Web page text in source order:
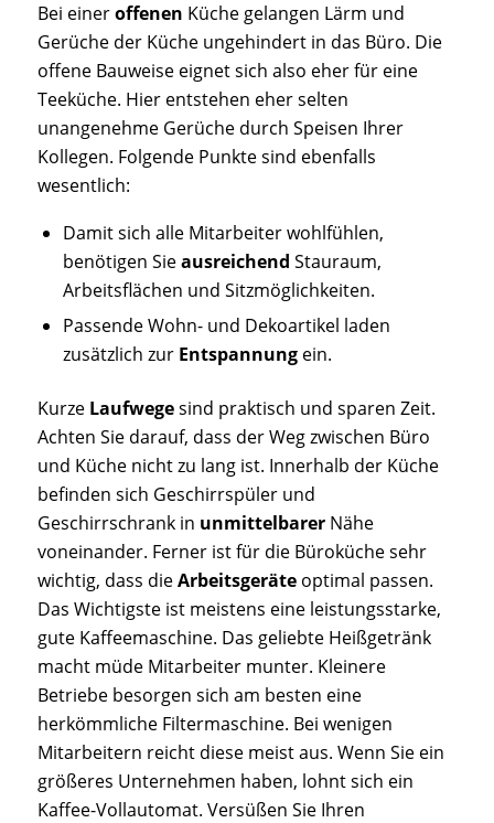
Bei eineroffenen Küche gelangen Lärm und
Gerüche der Küche ungehindert in das Büro. Die
offene Bauweise eignet sich also eher für eine
Teeküche. Hier entstehen eher selten
unangenehme Gerüche durch Speisen Ihrer
Kollegen. Folgende Punkte sind ebenfalls
wesentlich:
Damit sich alle Mitarbeiter wohlfühlen,
benötigen Sieausreichend Stauraum,
Arbeitsflächen und Sitzmöglichkeiten.
Passende Wohn- und Dekoartikel laden
zusätzlich zur Entspannungein.
Kurze Laufwegesind praktisch und sparen Zeit.
Achten Sie darauf, dass der Weg zwischen Büro
und Küche nicht zu lang ist. Innerhalb der Küche
befinden sich Geschirrspüler und
Geschirrschrank in unmittelbarerNähe
voneinander. Ferner ist für die Büroküche sehr
wichtig, dass dieArbeitsgeräteoptimal passen.
Das Wichtigste ist meistens eine leistungsstarke,
gute Kaffeemaschine. Das geliebte Heißgetränk
macht müde Mitarbeiter munter. Kleinere
Betriebe besorgen sich am besten eine
herkömmliche Filtermaschine. Bei wenigen
Mitarbeitern reicht diese meist aus. Wenn Sie ein
größeres Unternehmen haben, lohnt sich ein
Kaffee-Vollautomat. Versüßen Sie Ihren